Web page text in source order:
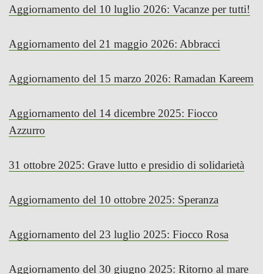
Aggiornamento del 10 luglio 2026: Vacanze per tutti!
Aggiornamento del 21 maggio 2026: Abbracci
Aggiornamento del 15 marzo 2026: Ramadan Kareem
Aggiornamento del 14 dicembre 2025: Fiocco
Azzurro
31 ottobre 2025: Grave lutto e presidio di solidarietà
Aggiornamento del 10 ottobre 2025: Speranza
Aggiornamento del 23 luglio 2025: Fiocco Rosa
Aggiornamento del 30 giugno 2025: Ritorno al mare